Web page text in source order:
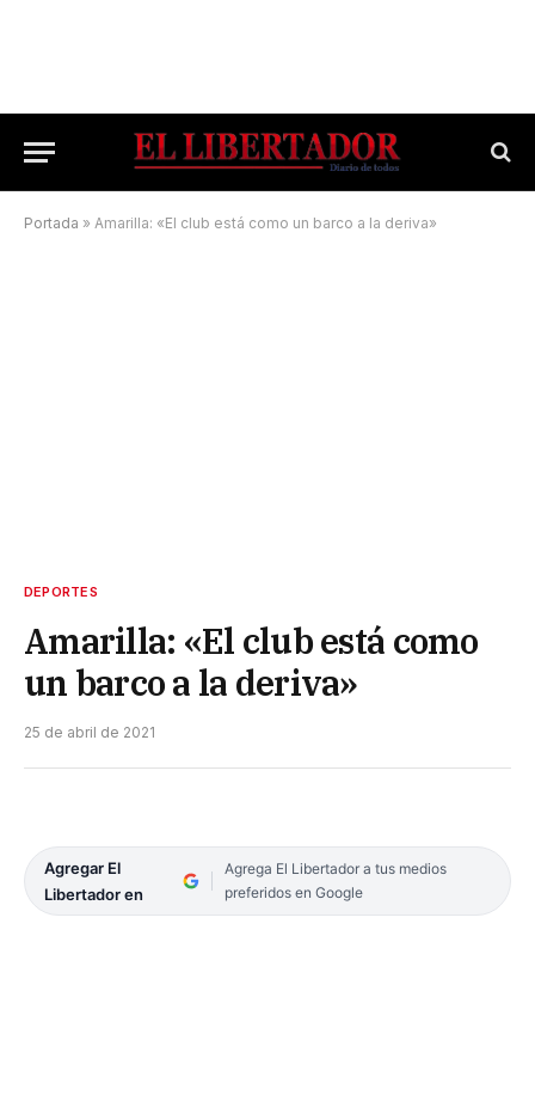
Portada » Amarilla: «El club está como un barco a la deriva»
DEPORTES
Amarilla: «El club está como
un barco a la deriva»
25 de abril de 2021
Agregar El
Libertador en
Agrega El Libertador a tus medios
preferidos en Google